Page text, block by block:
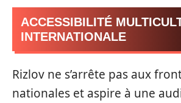
ACCESSIBILITÉ
INTERNATIONALE
Rizlov ne s’arrête pas aux
nationales et aspire à une